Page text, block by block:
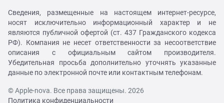
Сведения, размещенные на настоящем интернет-ресурсе,
носят исключительно информационный характер и не
являются публичной офертой (ст. 437 Гражданского кодекса
РФ). Компания не несет ответственности за несоответствие
описания с официальным сайтом производителя.
Убедительная просьба дополнительно уточнять указанные
данные по электронной почте или контактным телефонам.
© Apple-nova. Все права защищены. 2026
Политика конфиденциальности